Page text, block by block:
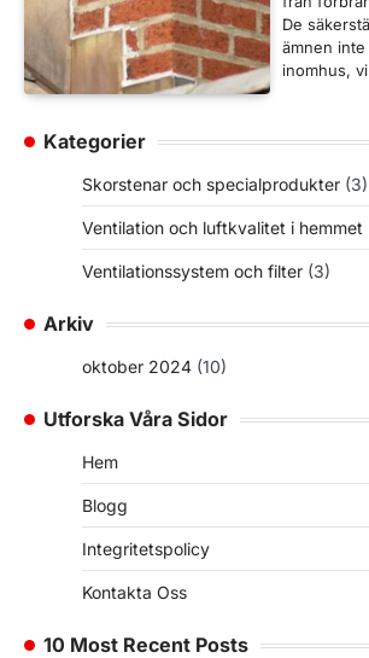
De
ämnen inte
inomhus,
Kategorier
Skorstenar och specialprodukter (3)
Ventilation och luftkvalitet i hemmet
Ventilationssystem och filter (3)
Arkiv
oktober 2024 (10)
Utforska Våra Sidor
Hem
Blogg
Integritetspolicy
Kontakta Oss
10 Most Recent Posts